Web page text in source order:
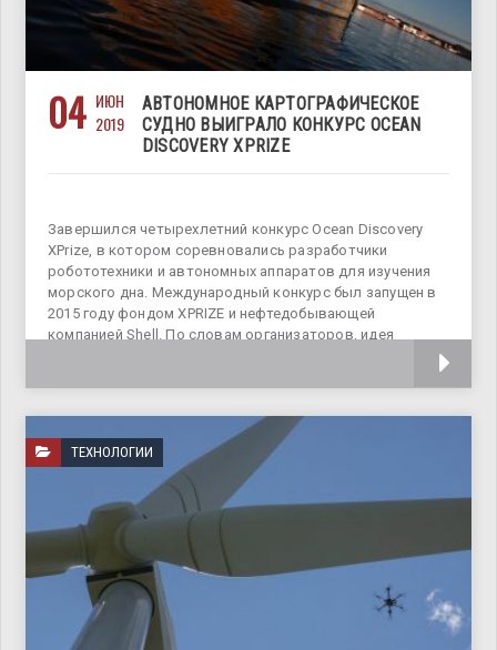
04 ИЮН
2019
АВТОНОМНОЕ КАРТОГРАФИЧЕСКОЕ
СУДНО ВЫИГРАЛО КОНКУРС OCEAN
DISCOVERY XPRIZE
Завершился четырехлетний конкурс Ocean Discovery
XPrize, в котором соревновались разработчики
робототехники и автономных аппаратов для изучения
морского дна. Международный конкурс был запущен в
2015 году фондом XPRIZE и нефтедобывающей
компанией Shell. По словам организаторов, идея
ТЕХНОЛОГИИ